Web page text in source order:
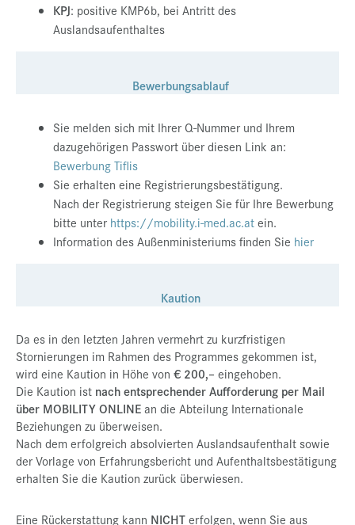
KPJ: positive KMP6b, bei Antritt des
Auslandsaufenthaltes
Bewerbungsablauf
Sie melden sich mit Ihrer Q-Nummer und Ihrem
dazugehörigen Passwort über diesen Link an:
Bewerbung Tiflis
Sie erhalten eine Registrierungsbestätigung.
Nach der Registrierung steigen Sie für Ihre Bewerbung
bitte unter https://mobility.i-med.ac.atein.
Information des Außenministeriums finden Sie hier
Kaution
Da es in den letzten Jahren vermehrt zu kurzfristigen
Stornierungen im Rahmen des Programmes gekommen ist,
wird eine Kaution in Höhe von € 200,– eingehoben.
Die Kaution ist nach entsprechender Aufforderung per Mail
über MOBILITY ONLINEan die Abteilung Internationale
Beziehungen zu überweisen.
Nach dem erfolgreich absolvierten Auslandsaufenthalt sowie
der Vorlage von Erfahrungsbericht und Aufenthaltsbestätigung
erhalten Sie die Kaution zurück überwiesen.
Eine Rückerstattung kann NICHTerfolgen, wenn Sie aus